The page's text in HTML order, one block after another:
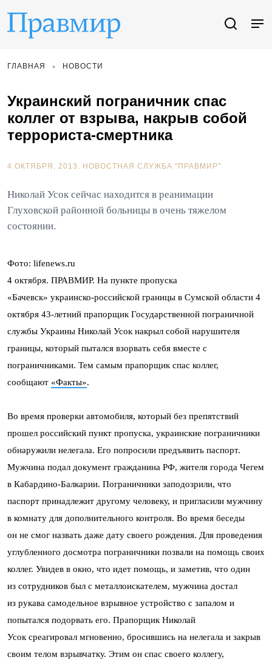
ГЛАВНАЯ НОВОСТИ
Украинский пограничник спас
коллег от взрыва, накрыв собой
террориста-смертника
4 ОКТЯБРЯ, 2013. НОВОСТНАЯ СЛУЖБА "ПРАВМИР"
Николай Усок сейчас находится в реанимации
Глуховской районной больницы в очень тяжелом
состоянии.
Фото: lifenews.ru
4 октября. ПРАВМИР. На пункте пропуска
«Бачевск» украинско-российской границы в Сумской области 4
октября 43-летний прапорщик Государственной пограничной
службы Украины Николай Усок накрыл собой нарушителя
границы, который пытался взорвать себя вместе с
пограничниками. Тем самым прапорщик спас коллег,
сообщают «Факты».
Во время проверки автомобиля, который без препятствий
прошел российский пункт пропуска, украинские пограничники
обнаружили нелегала. Его попросили предъявить паспорт.
Мужчина подал документ гражданина РФ, жителя города Чегем
в Кабардино-Балкарии. Пограничники заподозрили, что
паспорт принадлежит другому человеку, и пригласили мужчину
в комнату для дополнительного контроля. Во время беседы
он не смог назвать даже дату своего рождения. Для проведения
углубленного досмотра пограничники позвали на помощь своих
коллег. Увидев в окно, что идет помощь, и заметив, что один
из сотрудников был с металлоискателем, мужчина достал
из рукава самодельное взрывное устройство с запалом и
попытался подорвать его. Прапорщик Николай
Усок среагировал мгновенно, бросившись на нелегала и закрыв
своим телом взрывчатку. Этим он спас своего коллегу,